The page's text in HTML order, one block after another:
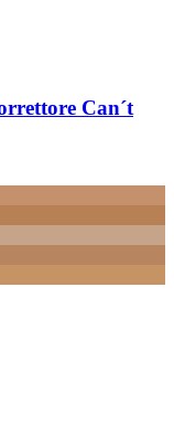
Can´t